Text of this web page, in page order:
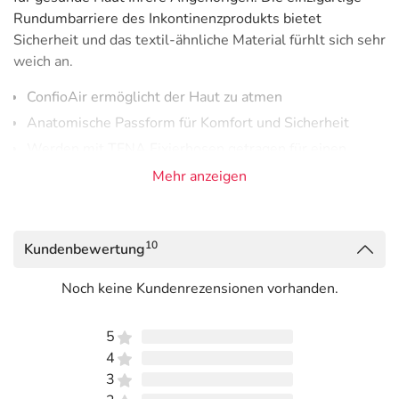
Rundumbarriere des Inkontinenzprodukts bietet
Sicherheit und das textil-ähnliche Material fürhlt sich sehr
weich an.
ConfioAir ermöglicht der Haut zu atmen
Anatomische Passform für Komfort und Sicherheit
Dermatologisch getestet
Alle Materialien des Inkontinenzprodukts sind
dermatologisch getestet, um die Hautgesundheit zu
Schnell wirkender, hoch-absorbierender Saugkern sorgt
für hohe Auslaufsicherheit
FeelDry Technologie leitet auch große Mengen Harn sehr
Mehr anzeigen
Kundenbewertung10
Noch keine Kundenrezensionen vorhanden.
5
4
3